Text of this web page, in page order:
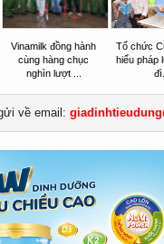
Vinamilk đồng hành
cùng hàng chục
nghìn lượt ...
Tổ chức
hiểu pháp
đì...
về email: